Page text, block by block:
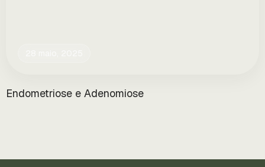
Endometriose e Adenomiose